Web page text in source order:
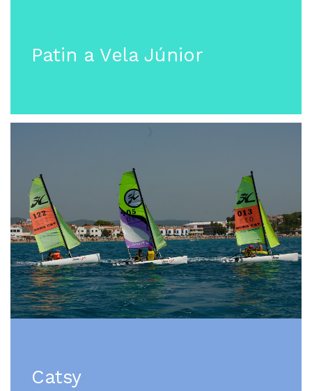
Patin a Vela Júnior
Catsy